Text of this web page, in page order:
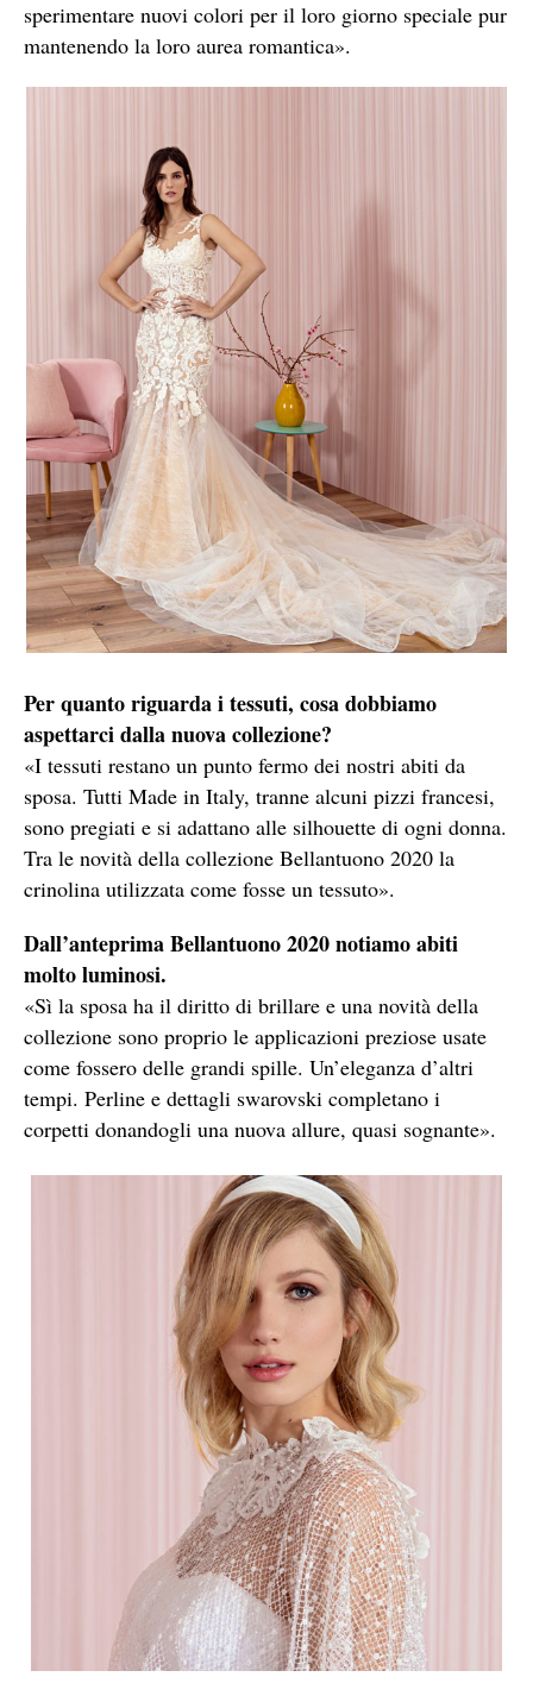
sperimentare nuovi colori per il loro giorno speciale pur
mantenendo la loro aurea romantica».
Per quanto riguarda i tessuti, cosa dobbiamo
aspettarci dalla nuova collezione?
«I tessuti restano un punto fermo dei nostri abiti da
sposa. Tutti Made in Italy, tranne alcuni pizzi francesi,
sono pregiati e si adattano alle silhouette di ogni donna.
Tra le novità della collezione Bellantuono 2020 la
crinolina utilizzata come fosse un tessuto».
Dall’anteprima Bellantuono 2020 notiamo abiti
molto luminosi.
«Sì la sposa ha il diritto di brillare e una novità della
collezione sono proprio le applicazioni preziose usate
come fossero delle grandi spille. Un’eleganza d’altri
tempi. Perline e dettagli swarovski completano i
corpetti donandogli una nuova allure, quasi sognante».